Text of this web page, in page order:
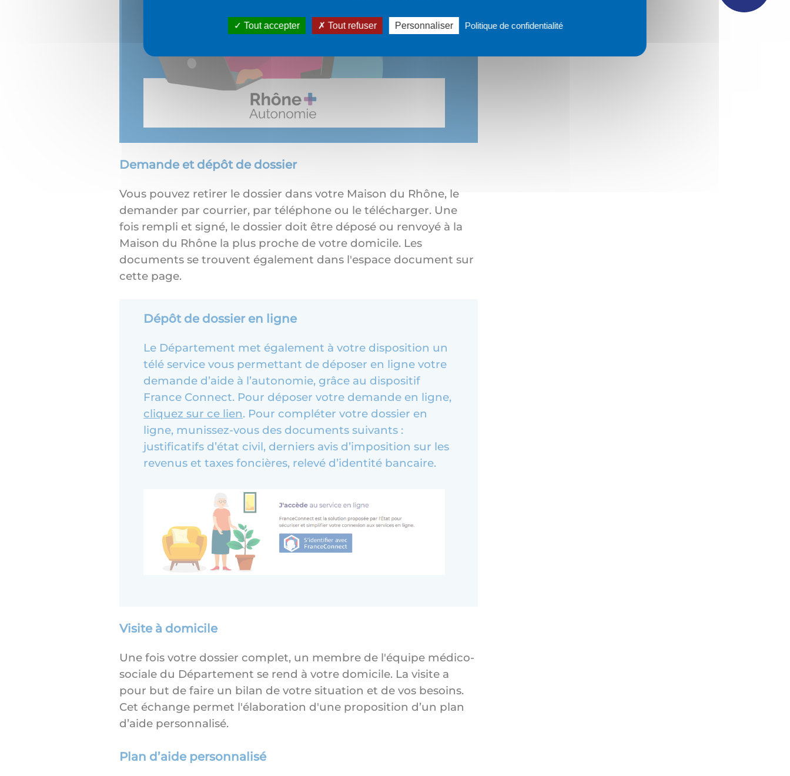
Demande et dépôt de dossier
Vous pouvez retirer le dossier dans votre Maison du Rhône, le
demander par courrier, par téléphone ou le télécharger. Une
fois rempli et signé, le dossier doit être déposé ou renvoyé à la
Maison du Rhône la plus proche de votre domicile. Les
documents se trouvent également dans l'espace document sur
cette page.
Dépôt de dossier en ligne
Le Département met également à votre disposition un
télé service vous permettant de déposer en ligne votre
demande d’aide à l’autonomie, grâce au dispositif
France Connect. Pour déposer votre demande en ligne,
cliquez sur ce lien. Pour compléter votre dossier en
ligne, munissez-vous des documents suivants :
justificatifs d’état civil, derniers avis d’imposition sur les
revenus et taxes foncières, relevé d’identité bancaire.
Visite à domicile
Une fois votre dossier complet, un membre de l'équipe médico-
sociale du Département se rend à votre domicile. La visite a
pour but de faire un bilan de votre situation et de vos besoins.
Cet échange permet l'élaboration d'une proposition d’un plan
d’aide personnalisé.
Plan d’aide personnalisé
Tout accepter Tout refuser Personnaliser Politique de confidentialité